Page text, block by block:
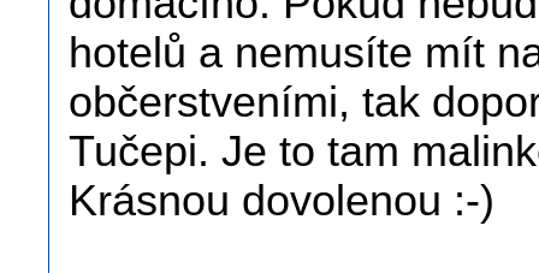
hotelů a nemusíte mít
občerstveními, tak
Tučepi. Je to tam
Krásnou dovolenou :-)